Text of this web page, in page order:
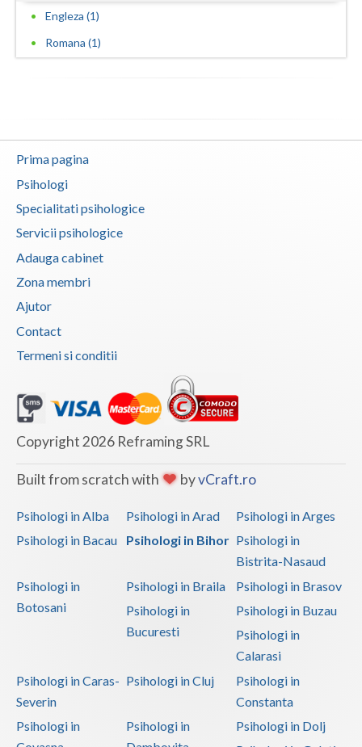
Engleza (1)
Romana (1)
Prima pagina
Psihologi
Specialitati psihologice
Servicii psihologice
Adauga cabinet
Zona membri
Ajutor
Contact
Termeni si conditii
Copyright 2026 Reframing SRL
Built from scratch with byvCraft.ro
Psihologi in Alba Psihologi in Arad
Psihologi in Arges
Psihologi in Bacau
Psihologi in Bihor Psihologi in
Bistrita-Nasaud
Psihologi in
Botosani
Psihologi in Braila
Psihologi in Brasov
Psihologi in
Bucuresti
Psihologi in Buzau
Psihologi in
Calarasi
Psihologi in Caras-
Severin
Psihologi in Cluj
Psihologi in
Constanta
Psihologi in
Psihologi in
Psihologi in Dolj